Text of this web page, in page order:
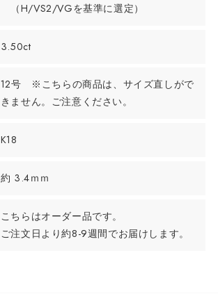
（H/VS2/VGを基準に選定）
3.50ct
12号 ※こちらの商品は、サイズ直しがで
きません。ご注意ください。
K18
約 3.4ｍｍ
こちらはオーダー品です。
ご注文日より約8-9週間でお届けします。